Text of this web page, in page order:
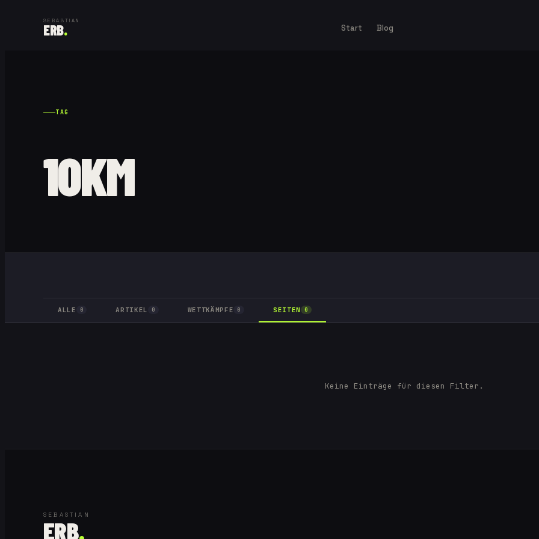
SEBASTIAN
ERB. Start Blog
TAG
10KM
ALLE 0 ARTIKEL 0 WETTKÄMPFE 0 SEITEN 0
Keine Einträge für diesen Filter.
SEBASTIAN
ERB.